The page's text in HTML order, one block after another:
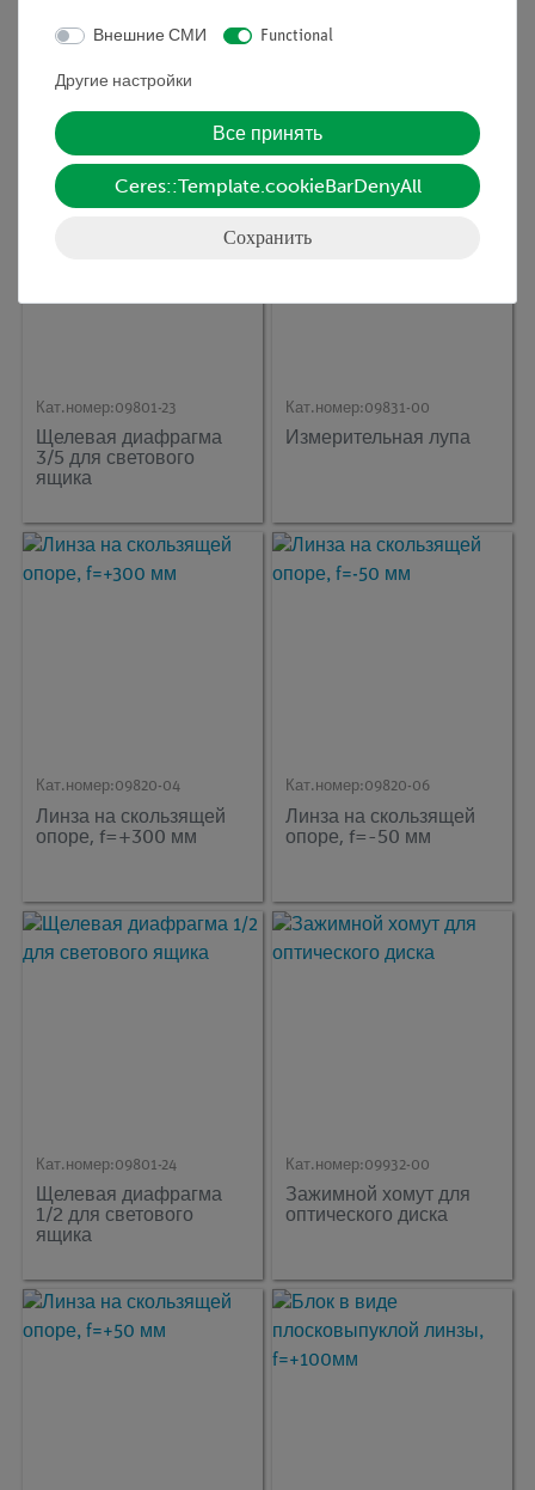
Кат.номер:09824-01
D = 46 мм
Кат.номер:
Кат.номер:09801-23
Щелевая диафрагма
3/5 для светового
ящика
Кат.номер:09831-00
Измерительная лупа
Кат.номер:09820-04
Линза на скользящей
опоре, f=+300 мм
Кат.номер:09820-06
Линза на скользящей
опоре, f=-50 мм
Кат.номер:09801-24
Щелевая диафрагма
1/2 для светового
ящика
Кат.номер:09932-00
Зажимной хомут для
оптического диска
Внешние СМИ Functional
Другие настройки
Все принять
Ceres::Template.cookieBarDenyAll
Сохранить